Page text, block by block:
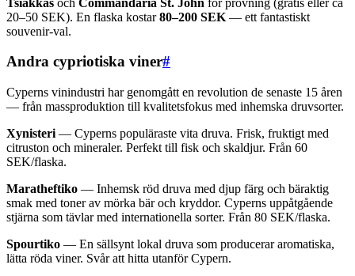
20–50 SEK). En flaska kostar80–200 SEK — ett fantastiskt
souvenir-val.
Andra cypriotiska viner#
Cyperns vinindustri har genomgått en revolution de senaste 15 åren
— från massproduktion till kvalitetsfokus med inhemska druvsorter.
Xynisteri — Cyperns populäraste vita druva. Frisk, fruktigt med
citruston och mineraler. Perfekt till fisk och skaldjur. Från 60
SEK/flaska.
Maratheftiko — Inhemsk röd druva med djup färg och bäraktig
smak med toner av mörka bär och kryddor. Cyperns uppåtgående
stjärna som tävlar med internationella sorter. Från 80 SEK/flaska.
Spourtiko — En sällsynt lokal druva som producerar aromatiska,
lätta röda viner. Svår att hitta utanför Cypern.